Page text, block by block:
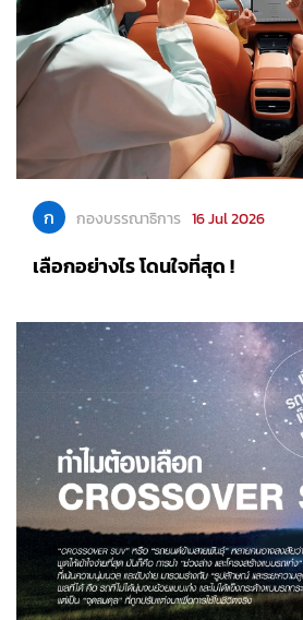
ก กองบรรณาธิการ 16 Jul 2026
เลือกอย่างไร โดนใจที่สุด !